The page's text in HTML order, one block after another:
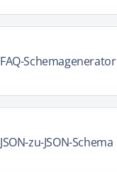
FAQ-Schemagenerator
JSON-zu-JSON-Schema